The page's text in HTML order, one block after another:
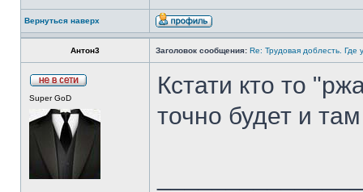
Вернуться наверх
Антон3 Заголовок сообщения: Re: Трудовая доблесть. Где
Super GoD
Кстати кто то
точно будет и